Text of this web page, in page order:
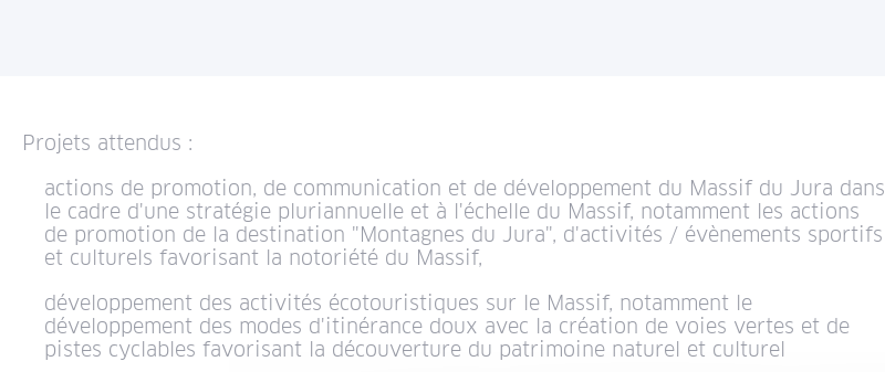
Projets attendus :
actions de promotion, de communication et de développement du Massif du Jura dans
le cadre d'une stratégie pluriannuelle et à l'échelle du Massif, notamment les actions
de promotion de la destination "Montagnes du Jura", d'activités / évènements sportifs
et culturels favorisant la notoriété du Massif,
développement des activités écotouristiques sur le Massif, notamment le
développement des modes d'itinérance doux avec la création de voies vertes et de
pistes cyclables favorisant la découverture du patrimoine naturel et culturel